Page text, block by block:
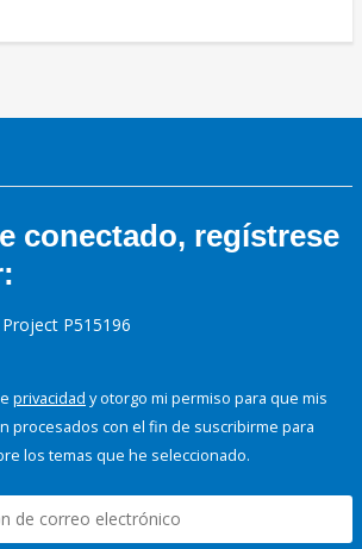
conectado, regístrese
P515196
privacidad y otorgo mi permiso para que mis
procesados con el fin de suscribirme para
los temas que he seleccionado.